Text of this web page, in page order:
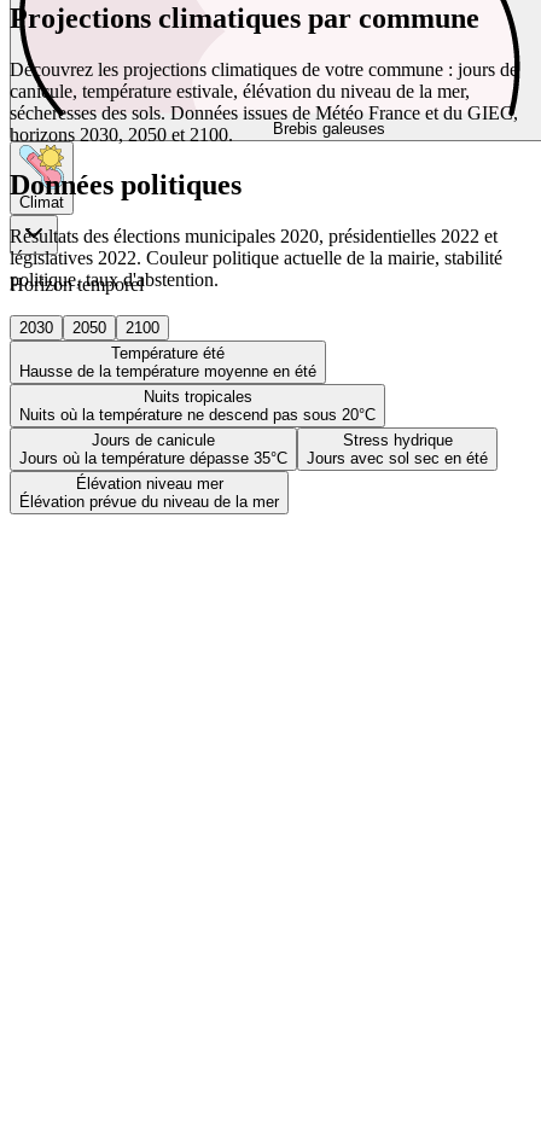
Brebis galeuses
Climat
Horizon temporel
2030 2050
2100
Température été
Hausse de la température moyenne en été
Nuits tropicales
Nuits où la température ne descend pas sous 20°C
Jours de canicule
Jours où la température dépasse 35°C
Stress hydrique
Jours avec sol sec en été
Élévation niveau mer
Élévation prévue du niveau de la mer
Projections climatiques par commune
Découvrez les projections climatiques de votre commune : jours de
canicule, température estivale, élévation du niveau de la mer,
sécheresses des sols. Données issues de Météo France et du GIEC,
horizons 2030, 2050 et 2100.
Données politiques
Résultats des élections municipales 2020, présidentielles 2022 et
législatives 2022. Couleur politique actuelle de la mairie, stabilité
politique, taux d'abstention.